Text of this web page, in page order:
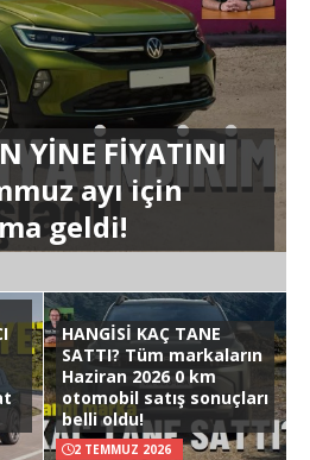
YİNE FİYATINI
ayı için
geldi!
HANGİSİ KAÇ TANE
SATTI? Tüm markaların
Haziran 2026 0 km
otomobil satış sonuçları
belli oldu!
2 TEMMUZ 2026